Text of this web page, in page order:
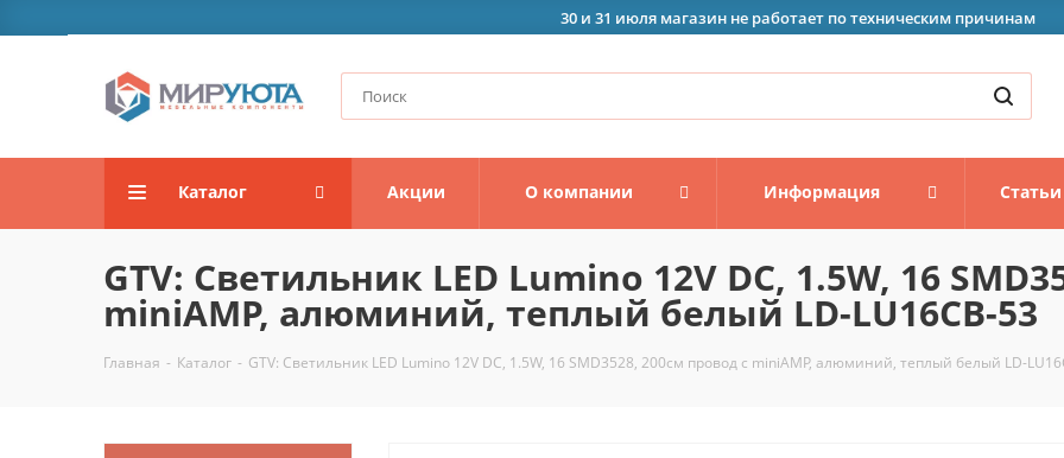
30 и 31 июля магазин не работает по техническим причинам
Каталог Акции О компании Информация Статьи
GTV: Светильник LED Lumino 12V DC, 1.5W, 16
miniAMP, алюминий, теплый белый LD-LU16CB-53
Главная - Каталог - GTV: Светильник LED Lumino 12V DC, 1.5W, 16 SMD3528, 200см провод с miniAMP, алюминий, теплый белый LD-